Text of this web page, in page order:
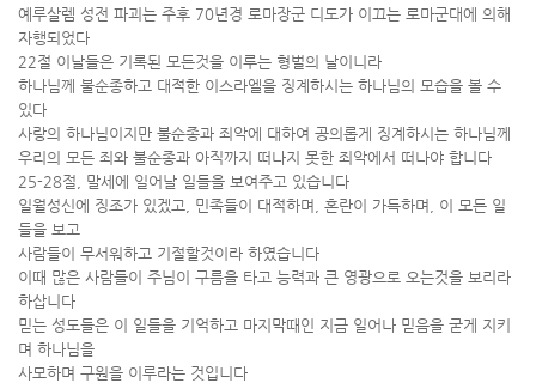
예루살렘 성전 파괴는 주후 70년경 로마장군 디도가 이끄는 로마군대에 의해
자행되었다
22절 이날들은 기록된 모든것을 이루는 형벌의 날이니라
하나님께 불순종하고 대적한 이스라엘을 징계하시는 하나님의 모습을 볼 수
있다
사랑의 하나님이지만 불순종과 죄악에 대하여 공의롭게 징계하시는 하나님께
우리의 모든 죄와 불순종과 아직까지 떠나지 못한 죄악에서 떠나야 합니다
25-28절, 말세에 일어날 일들을 보여주고 있습니다
일월성신에 징조가 있겠고, 민족들이 대적하며, 혼란이 가득하며, 이 모든 일
들을 보고
사람들이 무서워하고 기절할것이라 하였습니다
이때 많은 사람들이 주님이 구름을 타고 능력과 큰 영광으로 오는것을 보리라
하삽니다
믿는 성도들은 이 일들을 기억하고 마지막때인 지금 일어나 믿음을 굳게 지키
며 하나님을
사모하며 구원을 이루라는 것입니다